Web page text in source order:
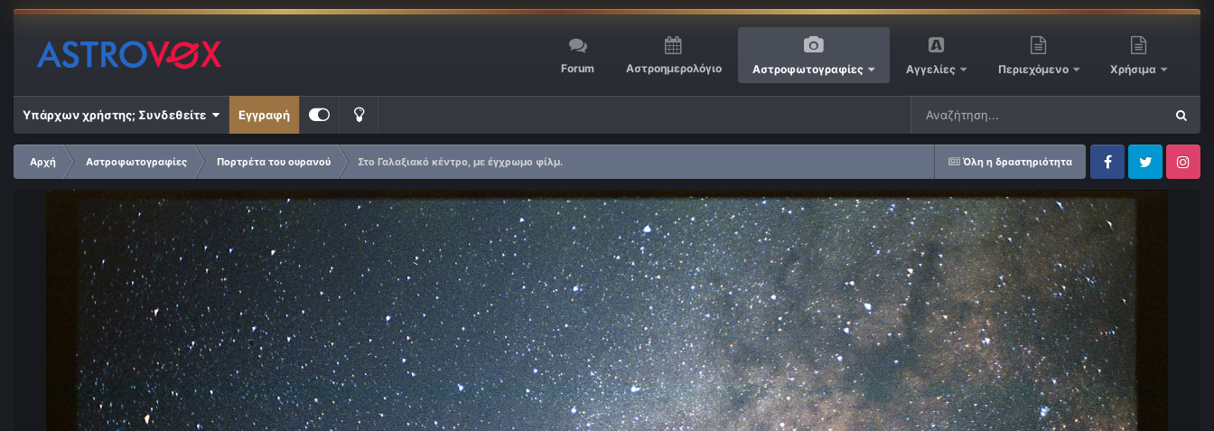
Forum Αστροημερολόγιο Αστροφωτογραφίες Αγγελίες Περιεχόμενο Χρήσιμα
Υπάρχων χρήστης; Συνδεθείτε Εγγραφή
Όλη η δραστηριότητα
Αρχή Αστροφωτογραφίες Πορτρέτα του ουρανού
Στο Γαλαξιακό κέντρο, με έγχρωμο φίλμ.
FacebookTwitter Instagram